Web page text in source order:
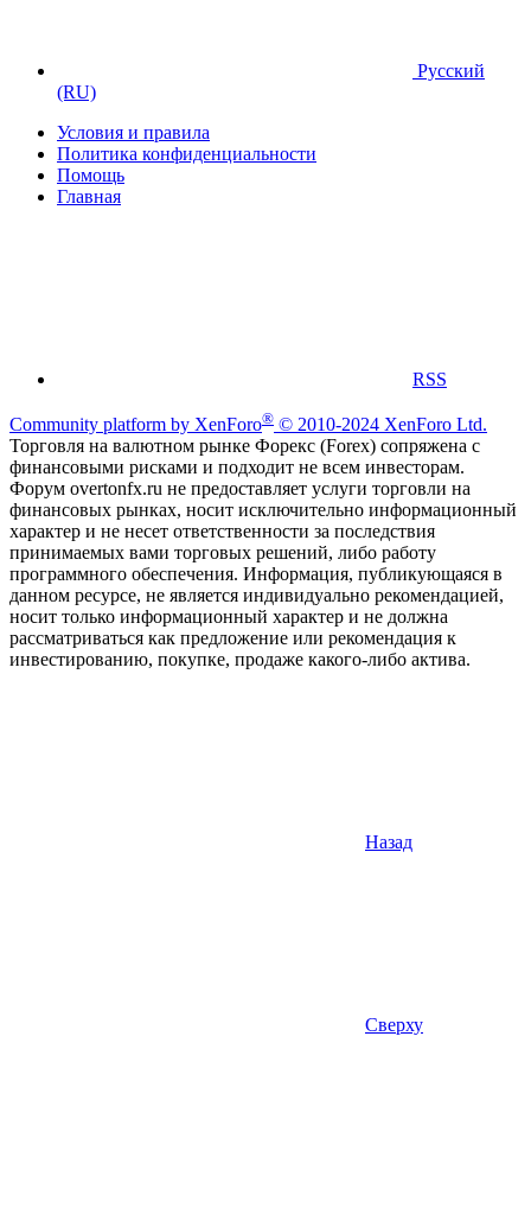
Русский
(RU)
Условия и правила
Политика конфиденциальности
Помощь
Главная
RSS
Community platform by XenForo® © 2010-2024 XenForo Ltd.
Торговля на валютном рынке Форекс (Forex) сопряжена с
финансовыми рисками и подходит не всем инвесторам.
Форум overtonfx.ru не предоставляет услуги торговли на
финансовых рынках, носит исключительно информационный
характер и не несет ответственности за последствия
принимаемых вами торговых решений, либо работу
программного обеспечения. Информация, публикующаяся в
данном ресурсе, не является индивидуально рекомендацией,
носит только информационный характер и не должна
рассматриваться как предложение или рекомендация к
инвестированию, покупке, продаже какого-либо актива.
Назад
Сверху